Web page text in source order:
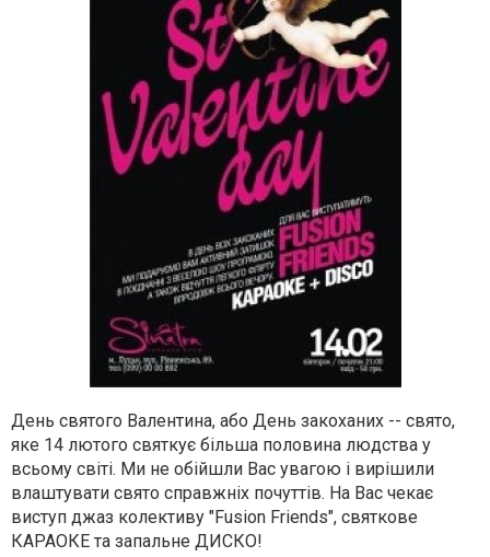
День святого Валентина, або День закоханих -- свято,
яке 14 лютого святкує більша половина людства у
всьому світі. Ми не обійшли Вас увагою і вирішили
влаштувати свято справжніх почуттів. На Вас чекає
виступ джаз колективу "Fusion Friends", святкове
КАРАОКЕ та запальне ДИСКО!